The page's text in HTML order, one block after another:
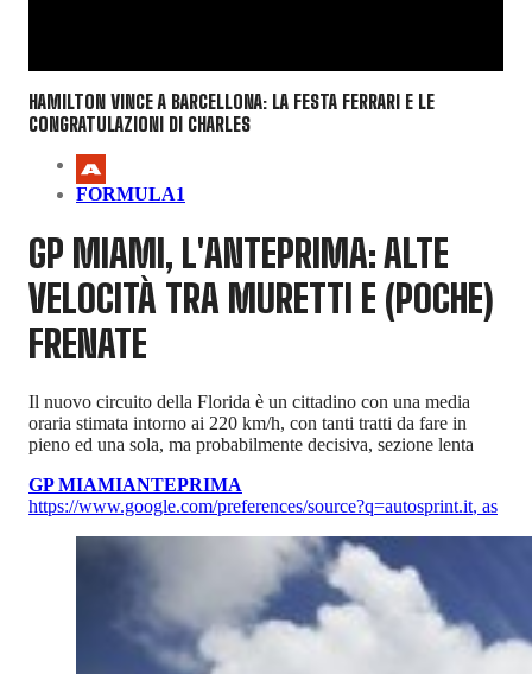
HAMILTON VINCE A BARCELLONA: LA FESTA FERRARI E LE
CONGRATULAZIONI DI CHARLES
FORMULA1
GP MIAMI, L'ANTEPRIMA: ALTE
VELOCITÀ TRA MURETTI E (POCHE)
FRENATE
Il nuovo circuito della Florida è un cittadino con una media
oraria stimata intorno ai 220 km/h, con tanti tratti da fare in
pieno ed una sola, ma probabilmente decisiva, sezione lenta
GP MIAMIANTEPRIMA
https://www.google.com/preferences/source?q=autosprint.it, as